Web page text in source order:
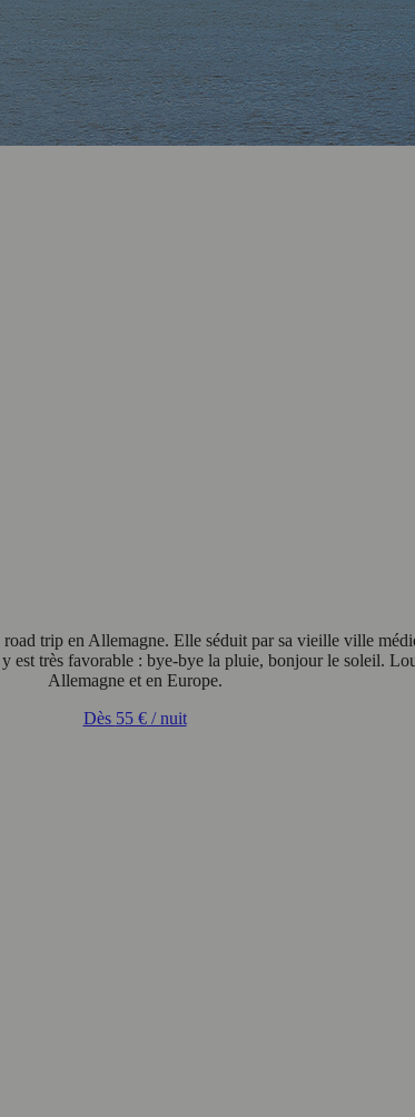
trip en Allemagne. Elle séduit par sa vieille ville
très favorable : bye-bye la pluie, bonjour le soleil.
Allemagne et en Europe.
Dès 55 €/ nuit